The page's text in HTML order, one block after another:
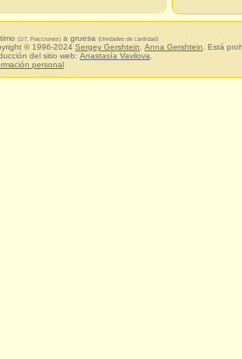
(1/7, Fracciones) a gruesa (Unidades de cantidad)
© 1996-2024 Sergey Gershtein Anna Gershtein . Está
del sitio web: Anastasía Vavilova
personal